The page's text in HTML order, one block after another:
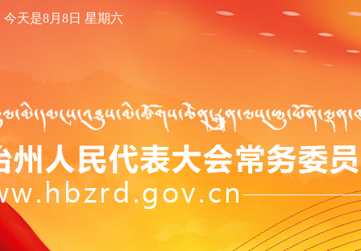
今天是8月8日 星期六